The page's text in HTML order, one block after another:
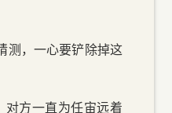
测，一心要铲除掉这
方一直为任宙远着